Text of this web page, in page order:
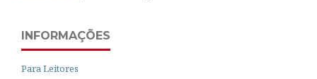
INFORMAÇÕES
Para Leitores